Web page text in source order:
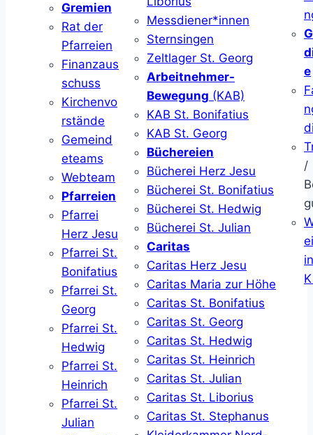
Gremien
Rat der
Pfarreien
Finanzaus
schuss
Kirchenvo
rstände
Gemeind
eteams
Webteam
Pfarreien
Pfarrei
Herz Jesu
Pfarrei St.
Bonifatius
Pfarrei St.
Georg
Pfarrei St.
Hedwig
Pfarrei St.
Heinrich
Pfarrei St.
Julian
Messdiener*innen
Sternsingen
Zeltlager St. Georg
Arbeitnehmer-
Bewegung (KAB)
KAB St. Bonifatius
KAB St. Georg
Büchereien
Bücherei Herz Jesu
Bücherei St. Bonifatius
Bücherei St. Hedwig
Bücherei St. Julian
Caritas
Caritas Herz Jesu
Caritas Maria zur Höhe
Caritas St. Bonifatius
Caritas St. Georg
Caritas St. Hedwig
Caritas St. Heinrich
Caritas St. Julian
Caritas St. Liborius
Caritas St. Stephanus
e
/